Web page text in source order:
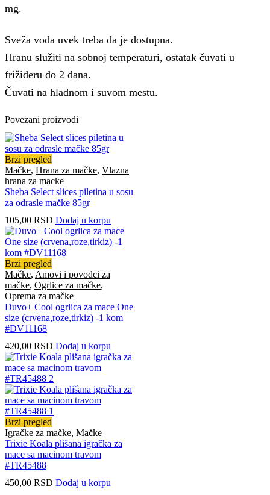
mg.
Sveža voda uvek treba da je dostupna.
Hranu služiti na sobnoj temperaturi, ostatak čuvati u
frižideru do 2 dana.
Čuvati na hladnom i suvom mestu.
Povezani proizvodi
Brzi pregled
Mačke, Hrana za mačke, Vlazna
hrana za macke
Sheba Select slices piletina u sosu
za odrasle mačke 85gr
105,00 RSD Dodaj u korpu
Brzi pregled
Mačke, Amovi i povodci za
mačke, Ogrlice za mačke,
Oprema za mačke
Duvo+ Cool ogrlica za mace One
size (crvena,roze,tirkiz) -1 kom
#DV11168
420,00 RSD Dodaj u korpu
Brzi pregled
Igračke za mačke, Mačke
Trixie Koala plišana igračka za
mace sa macinom travom
#TR45488
450,00 RSD Dodaj u korpu